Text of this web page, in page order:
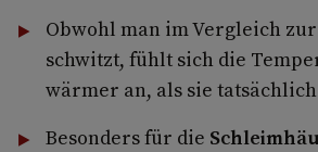
Obwohl man im Vergleich
schwitzt, fühlt sich die
wärmer an, als sie
Besonders für die